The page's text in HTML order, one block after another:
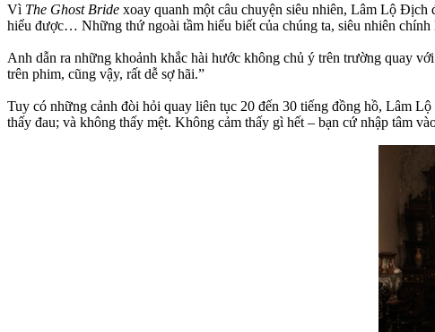
Vì The Ghost Bride xoay quanh một câu chuyện siêu nhiên, Lâm Lộ
hiểu được… Những thứ ngoài tầm hiểu biết của chúng ta, siêu nhiên chính
Anh dẫn ra những khoảnh khắc hài hước không chủ ý trên trường quay
trên phim, cũng vậy, rất dễ sợ hãi.”
Tuy có những cảnh đòi hỏi quay liên tục 20 đến 30 tiếng đồng hồ, Lâm
thấy đau; và không thấy mệt. Không cảm thấy gì hết – bạn cứ nhập tâm